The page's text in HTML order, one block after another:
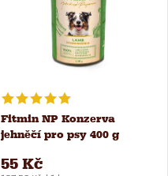
Fitmin NP Konzerva
jehněčí pro psy 400 g
55 Kč